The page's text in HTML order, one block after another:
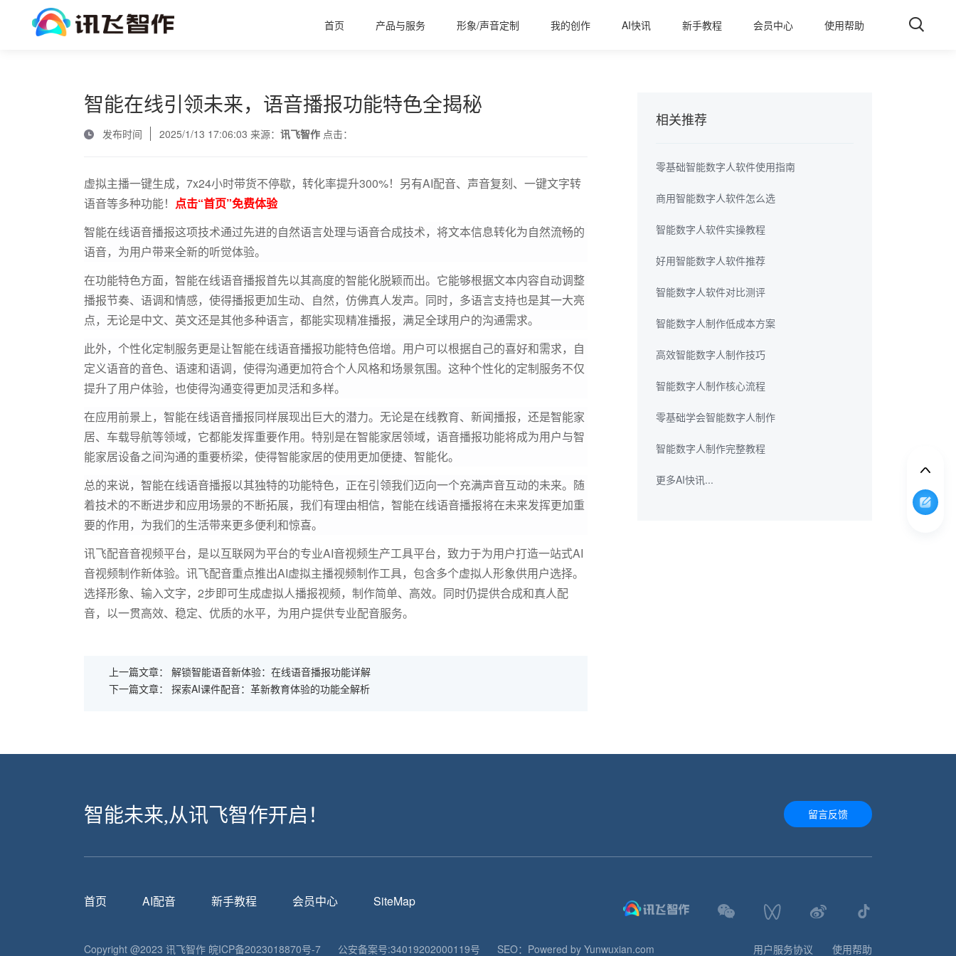
首页 产品与服务 形象/声音定制 我的创作 AI快讯 新手教程 会员中心 使用帮助
智能在线引领未来，语音播报功能特色全揭秘
发布时间 2025/1/13 17:06:03 来源： 讯飞智作点击：
虚拟主播一键生成，7x24小时带货不停歇，转化率提升300%！另有AI配音、声音复刻、一键文字转
语音等多种功能！ 点击“首页”免费体验
智能在线语音播报这项技术通过先进的自然语言处理与语音合成技术，将文本信息转化为自然流畅的
语音，为用户带来全新的听觉体验。
在功能特色方面，智能在线语音播报首先以其高度的智能化脱颖而出。它能够根据文本内容自动调整
播报节奏、语调和情感，使得播报更加生动、自然，仿佛真人发声。同时，多语言支持也是其一大亮
点，无论是中文、英文还是其他多种语言，都能实现精准播报，满足全球用户的沟通需求。
此外，个性化定制服务更是让智能在线语音播报功能特色倍增。用户可以根据自己的喜好和需求，自
定义语音的音色、语速和语调，使得沟通更加符合个人风格和场景氛围。这种个性化的定制服务不仅
提升了用户体验，也使得沟通变得更加灵活和多样。
在应用前景上，智能在线语音播报同样展现出巨大的潜力。无论是在线教育、新闻播报，还是智能家
居、车载导航等领域，它都能发挥重要作用。特别是在智能家居领域，语音播报功能将成为用户与智
能家居设备之间沟通的重要桥梁，使得智能家居的使用更加便捷、智能化。
总的来说，智能在线语音播报以其独特的功能特色，正在引领我们迈向一个充满声音互动的未来。随
着技术的不断进步和应用场景的不断拓展，我们有理由相信，智能在线语音播报将在未来发挥更加重
要的作用，为我们的生活带来更多便利和惊喜。
讯飞配音音视频平台，是以互联网为平台的专业AI音视频生产工具平台，致力于为用户打造一站式AI
音视频制作新体验。讯飞配音重点推出AI虚拟主播视频制作工具，包含多个虚拟人形象供用户选择。
选择形象、输入文字，2步即可生成虚拟人播报视频，制作简单、高效。同时仍提供合成和真人配
音，以一贯高效、稳定、优质的水平，为用户提供专业配音服务。
上一篇文章： 解锁智能语音新体验：在线语音播报功能详解
下一篇文章： 探索AI课件配音：革新教育体验的功能全解析
相关推荐
零基础智能数字人软件使用指南
商用智能数字人软件怎么选
智能数字人软件实操教程
好用智能数字人软件推荐
智能数字人软件对比测评
智能数字人制作低成本方案
高效智能数字人制作技巧
智能数字人制作核心流程
零基础学会智能数字人制作
智能数字人制作完整教程
更多AI快讯...
智能未来,从讯飞智作开启！ 留言反馈
首页 AI配音 新手教程 会员中心 SiteMap
Copyright @2023 讯飞智作 皖ICP备2023018870号-7 公安备案号:34019202000119号 SEO： Powered by Yunwuxian.com 用户服务协议 使用帮助